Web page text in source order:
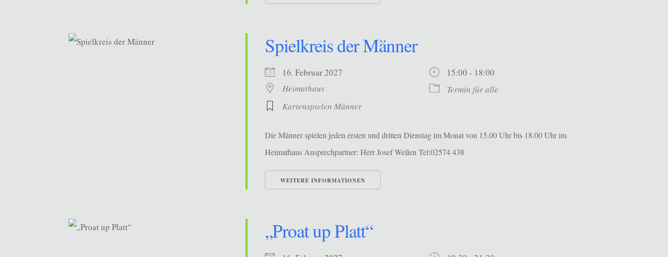
Spielkreis der Männer
16. Februar 2027
15:00 - 18:00
Heimathaus
Termin für alle
Kartenspielen Männer
Die Männer spielen jeden ersten und dritten Dienstag im Monat von 15.00 Uhr bis 18.00 Uhr im
Heimathaus Ansprechpartner: Herr Josef Wellen Tel:02574 438
WEITERE INFORMATIONEN
„Proat up Platt“